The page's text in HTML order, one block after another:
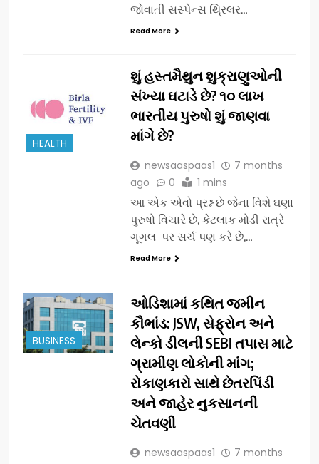
જોવાતી સસ્પેન્સ થ્રિલર…
Read More
HEALTH
શું હસ્તમૈથુન શુક્રાણુઓની
સંખ્યા ઘટાડે છે? ૧૦ લાખ
ભારતીય પુરુષો શું જાણવા
માંગે છે?
newsaaspaas1
7 months
ago
0 1 mins
આ એક એવો પ્રશ્ન છે જેના વિશે ઘણા
પુરુષો વિચારે છે, કેટલાક મોડી રાત્રે
ગૂગલ પર સર્ચ પણ કરે છે,…
Read More
BUSINESS
ઓડિશામાં કથિત જમીન
કૌભાંડ: JSW, સેફ્રોન અને
લેન્કો ડીલની SEBI તપાસ માટે
ગ્રામીણ લોકોની માંગ;
રોકાણકારો સાથે છેતરપિંડી
અને જાહેર નુકસાનની
ચેતવણી
newsaaspaas1
7 months